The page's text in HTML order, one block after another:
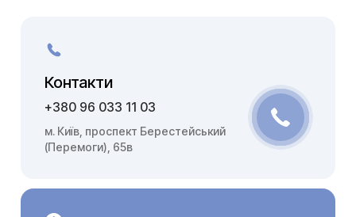
Контакти
+380 96 033 11 03
м. Київ, проспект Берестейський
(Перемоги), 65в